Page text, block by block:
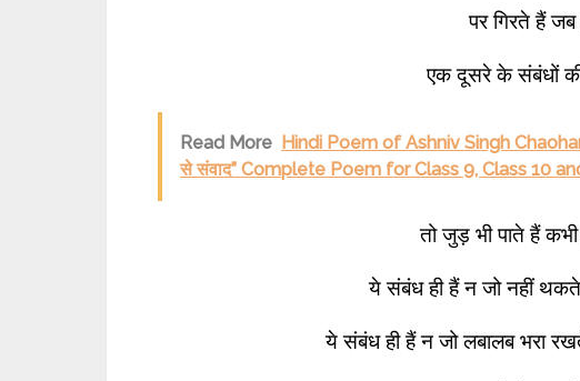
पर गिरते हैं
एक दूसरे के संबंधों
Read More Hindi Poem of Ashniv Singh
से संवाद” Complete Poem for Class 9, Class 10
तो जुड़ भी पाते हैं
ये संबंध ही हैं न जो नहीं
ये संबंध ही हैं न जो लबालब भरा